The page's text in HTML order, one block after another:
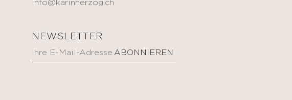
info@karinherzog.ch
NEWSLETTER